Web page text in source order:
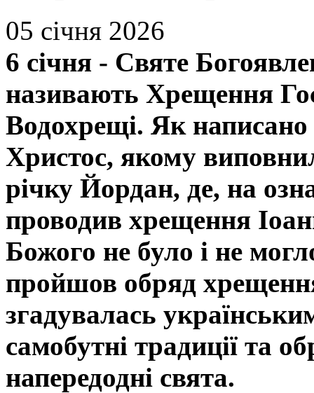
05 січня 2026
6 січня - Святе
називають Хрещення
Водохрещі. Як
Христос, якому
річку Йордан, де, на
проводив хрещення
Божого не було і не
пройшов обряд
згадувалась
самобутні традиції та
напередодні свята.